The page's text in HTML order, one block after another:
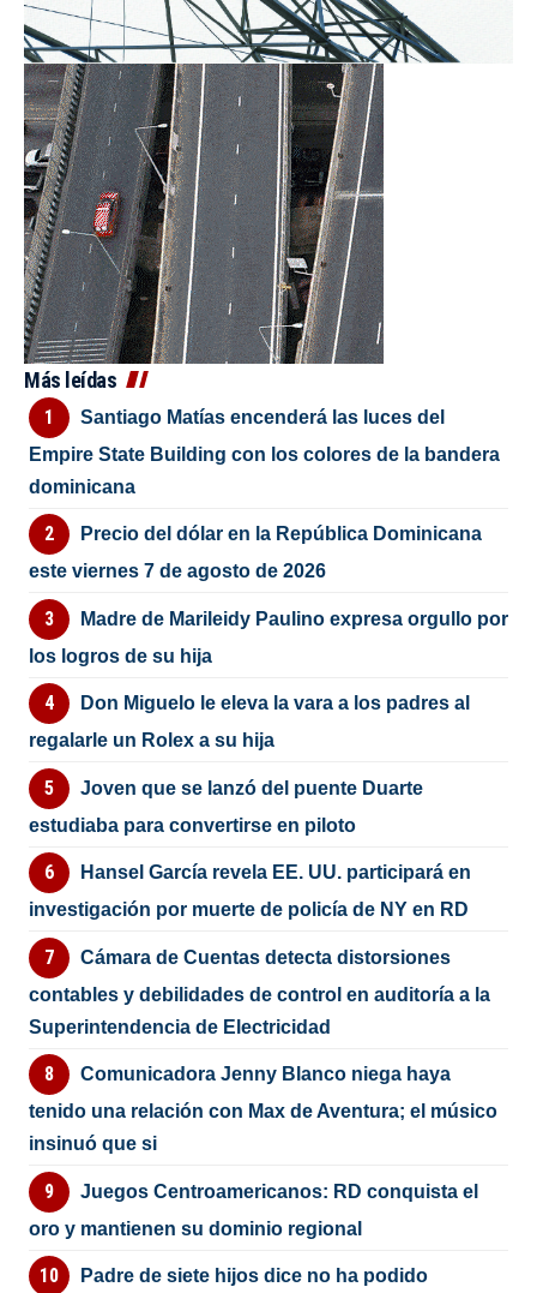
Más leídas
Santiago Matías encenderá las luces del
Empire State Building con los colores de la bandera
dominicana
Precio del dólar en la República Dominicana
este viernes 7 de agosto de 2026
Madre de Marileidy Paulino expresa orgullo por
los logros de su hija
Don Miguelo le eleva la vara a los padres al
regalarle un Rolex a su hija
Joven que se lanzó del puente Duarte
estudiaba para convertirse en piloto
Hansel García revela EE. UU. participará en
investigación por muerte de policía de NY en RD
Cámara de Cuentas detecta distorsiones
contables y debilidades de control en auditoría a la
Superintendencia de Electricidad
Comunicadora Jenny Blanco niega haya
tenido una relación con Max de Aventura; el músico
insinuó que si
Juegos Centroamericanos: RD conquista el
oro y mantienen su dominio regional
Padre de siete hijos dice no ha podido